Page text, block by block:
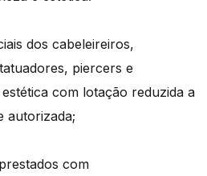
dos cabeleireiros,
piercers e
com lotação reduzida a
autorizada;
com